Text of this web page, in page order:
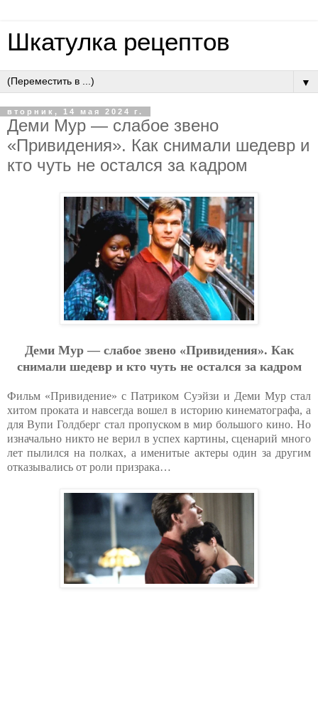
Шкатулка рецептов
▼
вторник, 14 мая 2024 г.
Деми Мур — слабое звено
«Привидения». Как снимали шедевр и
кто чуть не остался за кадром
Деми Мур — слабое звено «Привидения». Как
снимали шедевр и кто чуть не остался за кадром
Фильм «Привидение» с Патриком Суэйзи и Деми Мур стал
хитом проката и навсегда вошел в историю кинематографа, а
для Вупи Голдберг стал пропуском в мир большого кино. Но
изначально никто не верил в успех картины, сценарий много
лет пылился на полках, а именитые актеры один за другим
отказывались от роли призрака…